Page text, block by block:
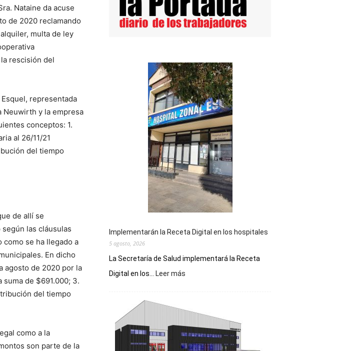
Nataine da acuse
de 2020 reclamando
multa de ley
rescisión del
representada
Neuwirth y la empresa
conceptos: 1.
al 26/11/21
del tiempo
de allí se
las cláusulas
como se ha llegado a
En dicho
agosto de 2020 por la
suma de $691.000; 3.
del tiempo
como a la
son parte de la
Implementarán la Receta Digital en los hospitales
5 agosto, 2026
La Secretaría de Salud implementará la Receta
Digital en los...
Leer más
Digital
en
los
hospitales